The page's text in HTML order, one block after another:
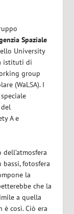
Spaziale
University
istituti di
group
(WaLSA). I
A e
fotosfera
la
che la
a quella
è così. Ciò era